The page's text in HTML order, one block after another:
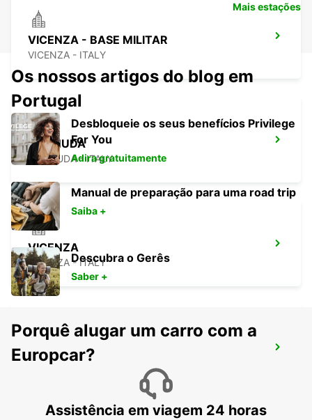
VICENZA - BASE MILITAR
VICENZA - ITALY
CORNUDA
CORNUDA - ITALY
VICENZA
VICENZA - ITALY
AEROPORTO DE VENEZA
VENEZIA - ITALY
Mais estações
Os nossos artigos do blog em
Portugal
Desbloqueie os seus benefícios Privilege
For You
Adira gratuitamente
Manual de preparação para uma road trip
Saiba +
Descubra o Gerês
Saber +
Porquê alugar um carro com a
Europcar?
Assistência em viagem 24 horas